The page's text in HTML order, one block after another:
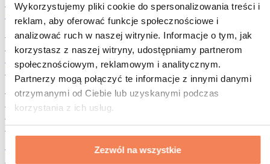
Wykorzystujemy pliki cookie do spersonalizowania treści i
reklam, aby oferować funkcje społecznościowe i
analizować ruch w naszej witrynie. Informacje o tym, jak
korzystasz z naszej witryny, udostępniamy partnerom
społecznościowym, reklamowym i analitycznym.
Partnerzy mogą połączyć te informacje z innymi danymi
otrzymanymi od Ciebie lub uzyskanymi podczas
korzystania z ich usług.
Zezwól na wszystkie
Rośliny strączkowe
Inna żywność fitness
Masła orzechowe
Masło orzechowe 100%
Słodkie masła orzechowe
Masła orzechowe z białkiem
Superfood
Zielone superfoods
Błonnik
Inne superfoods